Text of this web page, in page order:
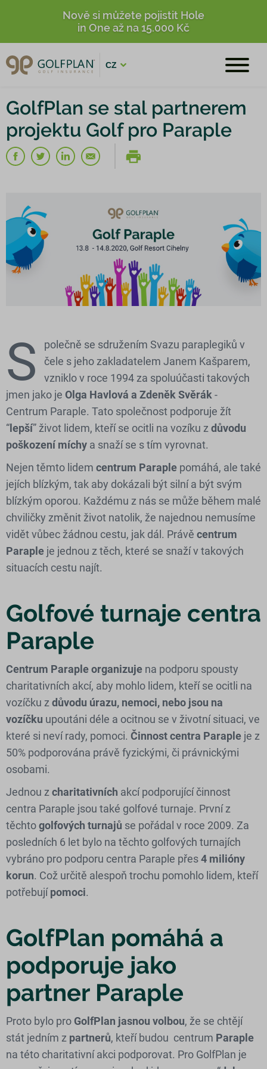
Nově si můžete pojistit Hole
in One až na 15.000 Kč
CZ
GolfPlan se stal partnerem
projektu Golf pro Paraple
S
polečně se sdružením Svazu paraplegiků v
čele s jeho zakladatelem Janem Kašparem,
vzniklo v roce 1994 za spoluúčasti takových
jmen jako je Olga Havlová a Zdeněk Svěrák-
Centrum Paraple. Tato společnost podporuje žít
“lepší” život lidem, kteří se ocitli na vozíku zdůvodu
poškození míchy a snaží se s tím vyrovnat.
Nejen těmto lidem centrum Paraple pomáhá, ale také
jejích blízkým, tak aby dokázali být silní a být svým
blízkým oporou. Každému z nás se může během malé
chviličky změnit život natolik, že najednou nemusíme
vidět vůbec žádnou cestu, jak dál. Právě centrum
Paraple je jednou z těch, které se snaží v takových
situacích cestu najít.
Golfové turnaje centra
Paraple
Centrum Paraple organizuje na podporu spousty
charitativních akcí, aby mohlo lidem, kteří se ocitli na
vozíčku zdůvodu úrazu, nemoci, nebo jsou na
vozíčku upoutáni déle a ocitnou se v životní situaci, ve
které si neví rady, pomoci. Činnost centra Paraple je z
50% podporována právě fyzickými, či právnickými
osobami.
Jednou zcharitativních akcí podporující činnost
centra Paraple jsou také golfové turnaje. První z
těchtogolfových turnajů se pořádal v roce 2009. Za
posledních 6 let bylo na těchto golfových turnajích
vybráno pro podporu centra Paraple přes4 milióny
korun. Což určitě alespoň trochu pomohlo lidem, kteří
potřebujípomoci.
GolfPlan pomáhá a
podporuje jako
partner Paraple
Proto bylo pro GolfPlan jasnou volbou, že se chtějí
stát jedním z partnerů, kteří budou centrum Paraple
na této charitativní akci podporovat. Pro GolfPlan je